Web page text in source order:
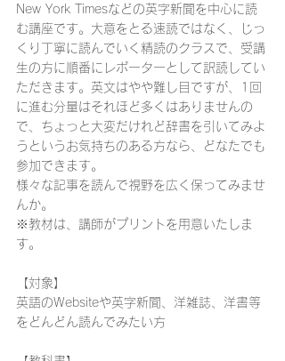
New York Timesなどの英字新聞を中心に読
む講座です。大意をとる速読ではなく、じっ
くり丁寧に読んでいく精読のクラスで、受講
生の方に順番にレポーターとして訳読してい
ただきます。英文はやや難し目ですが、1回
に進む分量はそれほど多くはありませんの
で、ちょっと大変だけれど辞書を引いてみよ
うというお気持ちのある方なら、どなたでも
参加できます。
様々な記事を読んで視野を広く保ってみませ
んか。
※教材は、講師がプリントを用意いたしま
す。
【対象】
英語のWebsiteや英字新聞、洋雑誌、洋書等
をどんどん読んでみたい方